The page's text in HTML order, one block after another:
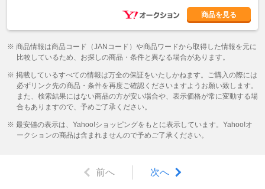
商品を見る
※ 商品情報は商品コード（JANコード）や商品ワードから取得した情報を元に
比較しているため、お探しの商品・条件と異なる場合があります。
※ 掲載しているすべての情報は万全の保証をいたしかねます。ご購入の際には
必ずリンク先の商品・条件を再度ご確認くださいますようお願い致します。
また、検索結果にはない商品の方が安い場合や、表示価格が常に変動する場
合もありますので、予めご了承ください。
※ 最安値の表示は、Yahoo!ショッピングをもとに表示しています。Yahoo!オ
ークションの商品は含まれませんので予めご了承ください。
前へ 次へ